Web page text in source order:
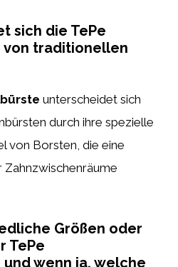
sich die TePe
von traditionellen
unterscheidet sich
durch ihre spezielle
von Borsten, die eine
Größen oder
TePe
wenn ja, welche